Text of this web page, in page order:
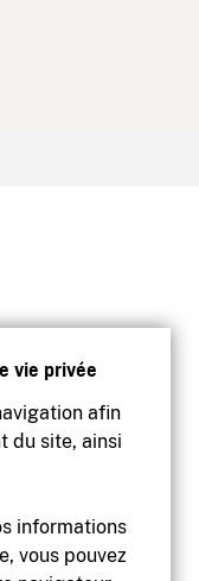
vie privée
afin
du site, ainsi
informations
vous pouvez